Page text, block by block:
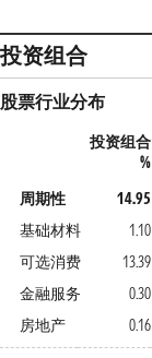
投资组合
股票行业分布
投资组合
%
周期性 14.95
基础材料
1.10
可选消费
13.39
金融服务
0.30
房地产
0.16